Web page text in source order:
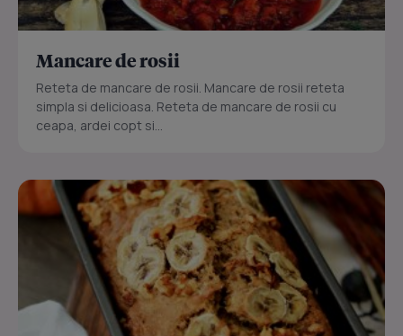
Mancare de rosii
Reteta de mancare de rosii. Mancare de rosii reteta
simpla si delicioasa. Reteta de mancare de rosii cu
ceapa, ardei copt si...